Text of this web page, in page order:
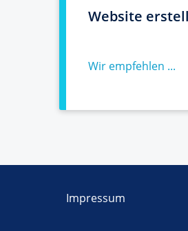
Website
Wir empfehlen ...
Impressum